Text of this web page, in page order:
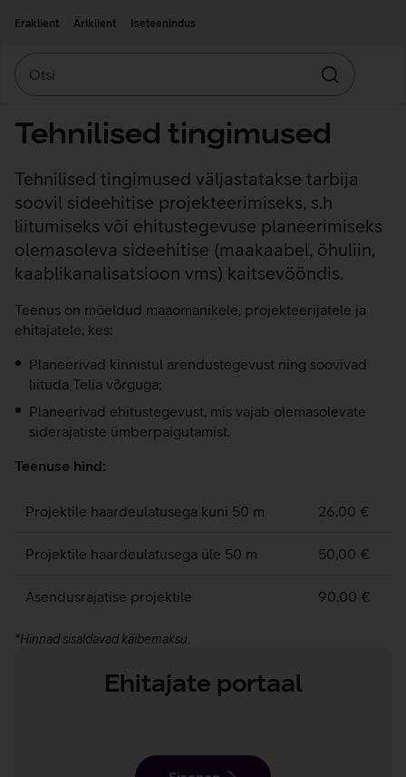
Eraklient
Äriklient Iseteenindus
Otsin
Tehnilised tingimused
Tehnilised tingimused väljastatakse tarbija
soovil sideehitise projekteerimiseks, s.h
liitumiseks või ehitustegevuse planeerimiseks
olemasoleva sideehitise (maakaabel, õhuliin,
kaablikanalisatsioon vms) kaitsevööndis.
Teenus on mõeldud maaomanikele, projekteerijatele ja
ehitajatele, kes:
Planeerivad kinnistul arendustegevust ning soovivad
liituda Telia võrguga;
Planeerivad ehitustegevust, mis vajab olemasolevate
siderajatiste ümberpaigutamist.
Teenuse hind:
Projektile haardeulatusega kuni 50 m 26,00 €
Projektile haardeulatusega üle 50 m 50,00 €
Asendusrajatise projektile 90,00 €
*Hinnad sisaldavad käibemaksu.
Ehitajate portaal